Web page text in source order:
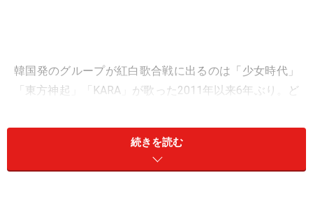
韓国発のグループが紅白歌合戦に出るのは「少女時代」
「東方神起」「KARA」が歌った2011年以来6年ぶり。ど
気の秘密、今後の活動などについてご紹介します。
【目次】
続きを読む